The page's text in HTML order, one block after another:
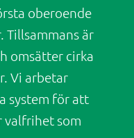
oberoende
Tillsammans är
omsätter cirka
Vi arbetar
system för att
valfrihet som